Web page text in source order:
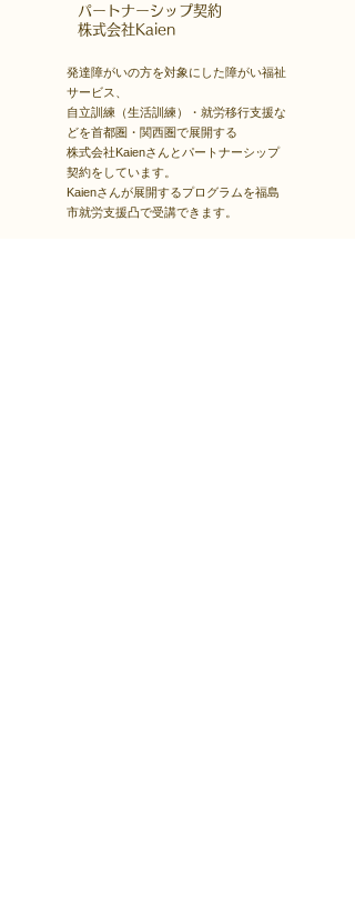
​パートナーシップ契約
​株式会社Kaien
発達障がいの方を対象にした障がい福祉
サービス、
自立訓練（生活訓練）・就労移行支援な
どを首都圏・関西圏で展開する
株式会社Kaienさんとパートナーシップ
契約をしています。
Kaienさんが展開するプログラムを福島
市就労支援凸で受講できます。